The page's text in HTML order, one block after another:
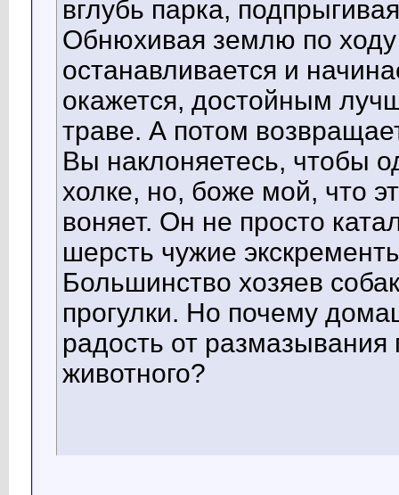
вглубь парка,
Обнюхивая землю по
останавливается и
окажется, достойным
траве. А потом
Вы наклоняетесь, чтобы
холке, но, боже мой, что
воняет. Он не просто
шерсть чужие
Большинство хозяев
прогулки. Но почему
радость от размазывания
животного?